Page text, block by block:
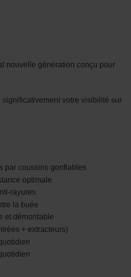
nouvelle génération conçu pour
significativement votre visibilité sur
par coussins gonflables
optimale
rayures
la buée
et démontable
+ extracteurs)